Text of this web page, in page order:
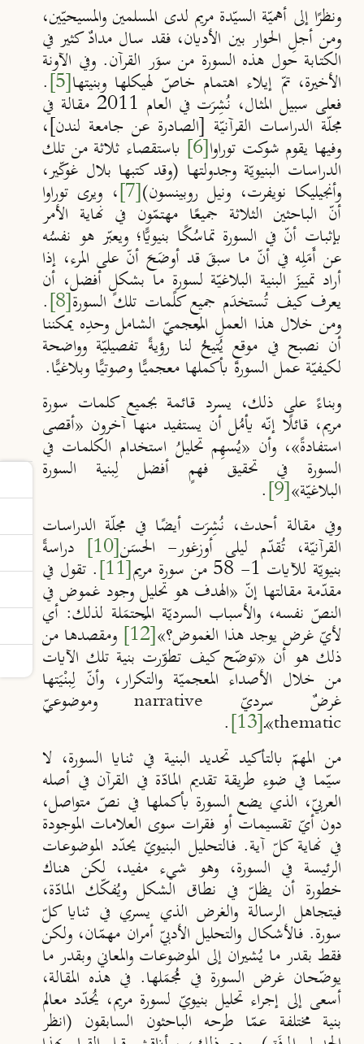
ونظرًا إلى أهميّة السيّدة مريم لدى المسلمين والمسيحيّين،
ومن أجلِ الحوار بين الأديان، فقد سال مدادٌ كثير في
الكتابة حول هذه السورة من سوَر القرآن. وفي الآونة
الأخيرة، تمّ إيلاء اهتمام خاصّ لهيكلها وبنيتها[5]
.
فعلى سبيل المثال، نُشِرَتفي العام 2011 مقالة في
مجلّة الدراسات القرآنيّة [الصادرة عن جامعة لندن]،
وفيها يقوم شوكت توراوا[6] باستقصاء ثلاثة من تلك
الدراسات البنيويّةوجدولتها (وقد كتبها بلال غوكّير،
وأنجيليكا نويفرت، ونيل روبينسون)[7] ، ويرى توراوا
أنّ الباحثين الثلاثة جميعًا مهتمّون في نهاية الأمر
بإثبات أنّ في السورة تماسُكًا بنيويًّا؛ ويعبّر هو نفسُه
عن أَمَلِه في أنّ ما سبقَ قد أوضَحَ أنّ على المرء، إذا
أراد تمييزَ البنية البلاغيّة لسورةٍ ما بشكلٍ أفضل، أن
يعرف كيف تُستخدَم جميع كلمات تلك السورة[8]
.
ومن خلال هذا العملِ المُعجميّ الشامل وحدِه يمكننا
أن نصبح في موقعٍ يُتيحُ لنا رؤيةً تفصيليّة وواضحة
لكيفيّة عمل السورة بأكملها معجميًّا وصوتيًّا وبلاغيًّا.
وبناءً على ذلك، يسرد قائمة بجميع كلمات سورة
مريم، قائلًا إنّه يأمُل أن يستفيد منها آخرون «أقصى
استفادةً»، وأن «يُسهِم تحليلُ استخدام الكلمات في
السورة في تحقيق فهمٍ أفضل لِبنية السورة
البلاغيّة»[9]
.
وفي مقالة أحدث، نُشِرَت أيضًا في مجلّة الدراسات
القرآنيّة، تُقدّم ليلى أوزغور- الحسَن[10] دراسةً
بنيويّة للآيات 1- 58 من سورة مريم [11] . تقول في
مقدّمة مقالتها إنّ «الهدف هو تحليل وجود غموض في
النصّ نفسه، والأسباب السرديّة المُحتمَلة لذلك: أي
لأيّ غرض يوجد هذا الغموض؟»[12] ومقصدها من
ذلك هو أن «توضّح كيف تطوّرت بنية تلك الآيات
من خلال الأصداء المعجميّة والتكرار، وأنّ لِبنْيَتها
غرضٌ سرديّ narrativeوموضوعيّ
thematic»ـ[13]
.
من المهمّ بالتأكيد تحديد البنية في ثنايا السورة، لا
سيّما في ضوء طريقة تقديم المادّة في القرآن في أصله
العربيّ، الذي يضع السورة بأكملها في نصّ متواصل،
دون أيّ تقسيمات أو فقرات سوى العلامات الموجودة
في نهاية كلّ آية. فالتحليل البنيويّ يحدّد الموضوعات
الرئيسة في السورة، وهو شيء مفيد، لكن هناك
خطورة أن يظلّ في نطاق الشكل ويُفكّك المادّة،
فيتجاهل الرسالة والغرض الذي يسري في ثنايا كلّ
سورة. فالأشكال والتحليل الأدبيّ أمران مهمّان، ولكن
فقط بقدر ما يُشيران إلى الموضوعات والمعاني وبقدر ما
يوضّحان غرض السورة في مُجمَلها. في هذه المقالة،
أسعى إلى إجراء تحليل بنيويّ لسورة مريم، يُحدّد معالم
بنية مختلفة عمّا طرحه الباحثون السابقون (انظر